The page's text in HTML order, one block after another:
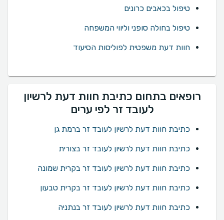
טיפול בכאבים כרונים
טיפול בחולה סופני וליווי המשפחה
חוות דעת משפטית לפוליסות הסיעוד
רופאים בתחום כתיבת חוות דעת לרשיון
לעובד זר לפי ערים
כתיבת חוות דעת לרשיון לעובד זר ברמת גן
כתיבת חוות דעת לרשיון לעובד זר בצורית
כתיבת חוות דעת לרשיון לעובד זר בקרית שמונה
כתיבת חוות דעת לרשיון לעובד זר בקרית טבעון
כתיבת חוות דעת לרשיון לעובד זר בנתניה